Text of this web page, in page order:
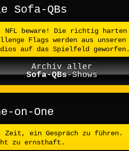
Sofa-QBs
NFL beware! Die richtig harten
Flags werden aus unseren
auf das Spielfeld geworfen.
Archiv aller
Sofa-QBs-Shows
on-One
Zeit, ein Gespräch zu führen.
zu ernsthaft.